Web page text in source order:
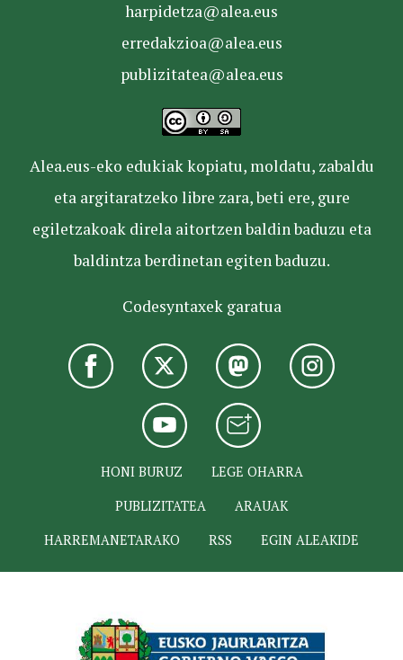
harpidetza@alea.eus
erredakzioa@alea.eus
publizitatea@alea.eus
Alea.eus-eko edukiak kopiatu, moldatu, zabaldu
eta argitaratzeko libre zara, beti ere, gure
egiletzakoak direla aitortzen baldin baduzu eta
baldintza berdinetan egiten baduzu.
Codesyntaxek garatua
HONI BURUZ
LEGE OHARRA
PUBLIZITATEA
ARAUAK
HARREMANETARAKO
RSS EGIN ALEAKIDE